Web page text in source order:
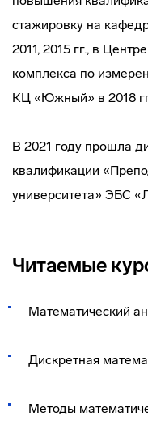
стажировку на
2011, 2015 гг., в
комплекса по
КЦ «Южный» в 2018
В 2021 году прошла
квалификации
университета» ЭБС
Читаемые
Математический
Дискретная
Методы